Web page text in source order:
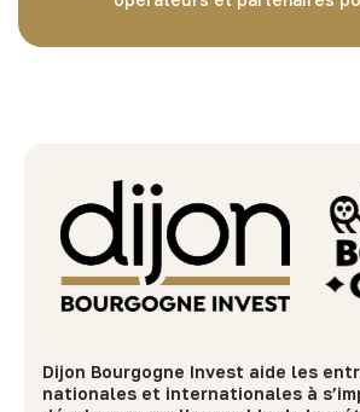
Dijon Bourgogne Invest aide les
nationales et internationales à